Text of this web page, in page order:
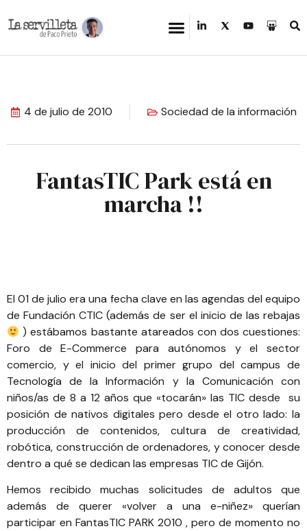
4 de julio de 2010 Sociedad de la información
FantasTIC Park está en
marcha !!
El 01 de julio era una fecha clave en las agendas del equipo
deFundación CTIC (además de ser el inicio de las rebajas
) estábamos bastante atareados con dos cuestiones:
Foro de E-Commerce para autónomos y el sector
comercio, y el inicio del primer grupo delcampus de
Tecnología de la Información y la Comunicación con
niños/as de 8 a 12 años que «tocarán» las TIC desde su
posición de nativos digitales pero desde el otro lado: la
producción de contenidos, cultura de creatividad,
robótica, construcción de ordenadores, y conocer desde
dentro a qué se dedican las empresas TIC de Gijón.
Hemos recibido muchas solicitudes de adultos que
además de querer «volver a una e-niñez» querían
participar en FantasTIC PARK 2010 , pero de momento no